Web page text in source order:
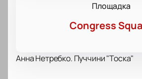
Площадка
Congress
Анна Нетребко. Пуччини "Тоска"